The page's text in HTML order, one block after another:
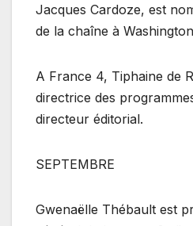
Jacques Cardoze, est
de la chaîne à
A France 4, Tiphaine de
directrice des
directeur éditorial.
SEPTEMBRE
Gwenaëlle Thébault est